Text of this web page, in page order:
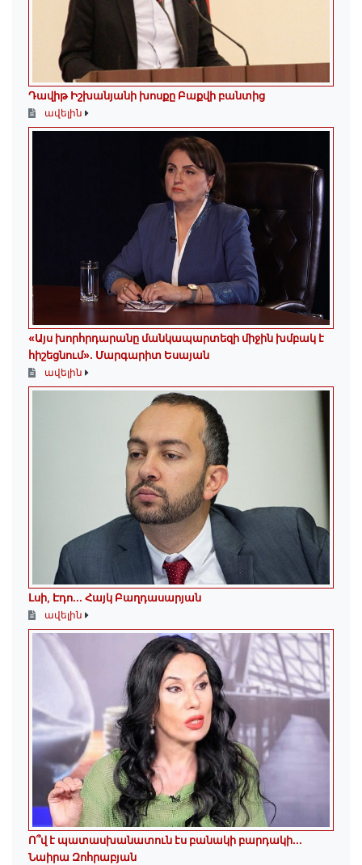
Դավիթ Իշխանյանի խոսքը Բաքվի բանտից
ավելին
«Այս խորհրդարանը մանկապարտեզի միջին խմբակ է
հիշեցնում»․ Մարգարիտ Եսայան
ավելին
Լսի, Էդո․․․ Հայկ Բաղդասարյան
ավելին
Ո՞վ է պատասխանատուն էս բանակի բարդակի․․․
Նաիրա Զոհրաբյան